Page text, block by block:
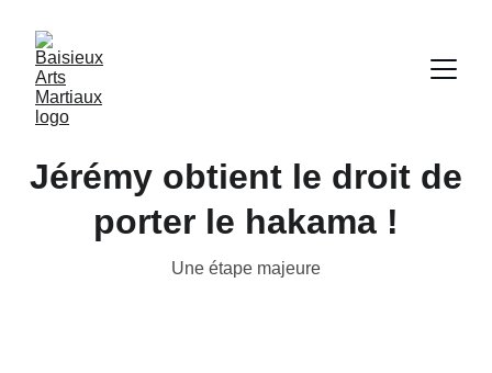
Jérémy obtient le droit de
porter le hakama !
Une étape majeure